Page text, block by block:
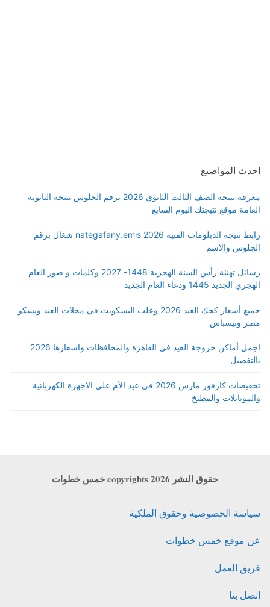
احدث المواضيع
معرفة نتيجة الصف الثالث الثانوي 2026 برقم الجلوس نتيجة الثانوية
العامة موقع نتيجتك اليوم السابع
رابط نتيجة الدبلومات الفنية 2026 nategafany.emis شغال برقم
الجلوس والاسم
رسائل تهنئة رأس السنة الهجرية 1448- 2027 وكلمات و صور العام
الهجري الجديد 1445 ودعاء العام الجديد
جميع أسعار كحك العيد 2026 وعلب البسكويت في محلات العبد وبسكو
مصر وتيسباس
اجمل أماكن خروجة العيد في القاهرة والمحافظات واسعارها 2026
بالتفصيل
تخفيضات كارفور مارس 2026 في عيد الأم علي الاجهزة الكهربائية
والموبايلات والمطبخ
حقوق النشر copyrights 2026 خمس خطوات
سياسة الخصوصية وحقوق الملكية
عن موقع خمس خطوات
فريق العمل
اتصل بنا